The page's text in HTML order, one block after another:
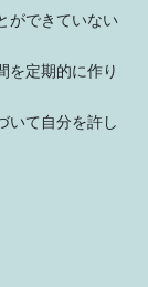
ができていない
を定期的に作り
いて自分を許し